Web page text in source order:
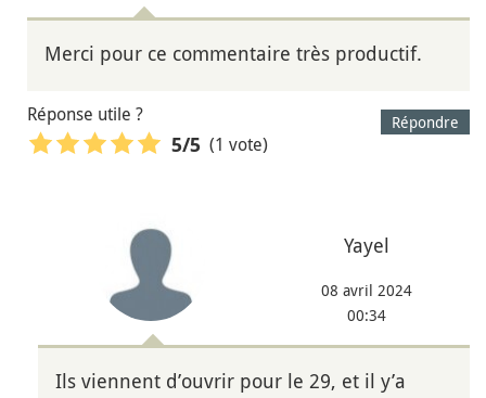
Merci pour ce commentaire très productif.
Répondre
Réponse utile ?
5/5 (1 vote)
Yayel
08 avril 2024
00:34
Ils viennent d’ouvrir pour le 29, et il y’a